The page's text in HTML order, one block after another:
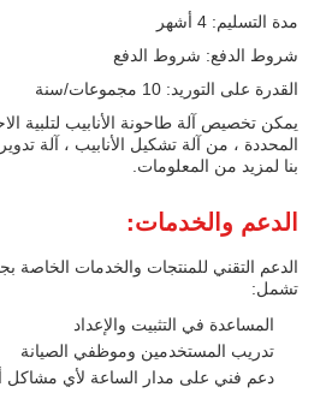
مدة التسليم: 4 أشهر
شروط الدفع: شروط الدفع
القدرة على التوريد: 10 مجموعات/سنة
يمكن تخصيص آلة طاحونة الأنابيب لتلبية
المحددة ، من آلة تشكيل الأنابيب ، آلة
بنا لمزيد من المعلومات.
الدعم والخدمات:
الدعم التقني للمنتجات والخدمات الخاصة
تشمل:
المساعدة في التثبيت والإعداد
تدريب المستخدمين وموظفي الصيانة
دعم فني على مدار الساعة لأي مشاكل